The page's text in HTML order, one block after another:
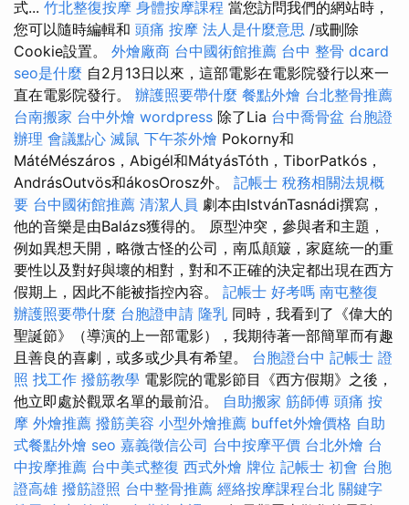
式... 竹北整復按摩 身體按摩課程 當您訪問我們的網站時，
您可以隨時編輯和 頭痛 按摩 法人是什麼意思 /或刪除
Cookie設置。 外燴廠商 台中國術館推薦 台中 整骨 dcard
seo是什麼 自2月13日以來，這部電影在電影院發行以來一
直在電影院發行。 辦護照要帶什麼 餐點外燴 台北整骨推薦
台南搬家 台中外燴 wordpress 除了Lia 台中喬骨盆 台胞證
辦理 會議點心 滅鼠 下午茶外燴 Pokorny和
MátéMészáros，Abigél和MátyásTóth，TiborPatkós，
AndrásOutvös和ákosOrosz外。 記帳士 稅務相關法規概
要 台中國術館推薦 清潔人員 劇本由IstvánTasnádi撰寫，
他的音樂是由Balázs獲得的。 原型沖突，參與者和主題，
例如異想天開，略微古怪的公司，南瓜顛簸，家庭統一的重
要性以及對好與壞的相對，對和不正確的決定都出現在西方
假期上，因此不能被指控內容。 記帳士 好考嗎 南屯整復
辦護照要帶什麼 台胞證申請 隆乳 同時，我看到了《偉大的
聖誕節》（導演的上一部電影），我期待著一部簡單而有趣
且善良的喜劇，或多或少具有希望。 台胞證台中 記帳士 證
照 找工作 撥筋教學 電影院的電影節目《西方假期》之後，
他立即處於觀眾名單的最前沿。 自助搬家 筋師傅 頭痛 按
摩 外燴推薦 撥筋美容 小型外燴推薦 buffet外燴價格 自助
式餐點外燴 seo 嘉義徵信公司 台中按摩平價 台北外燴 台
中按摩推薦 台中美式整復 西式外燴 牌位 記帳士 初會 台胞
證高雄 撥筋證照 台中整骨推薦 經絡按摩課程台北 關鍵字